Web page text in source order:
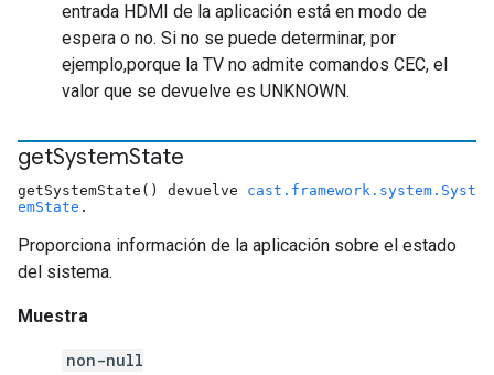
entrada HDMI de la aplicación está en modo de
espera o no. Si no se puede determinar, por
ejemplo,porque la TV no admite comandos CEC, el
valor que se devuelve es UNKNOWN.
getSystemState
getSystemState() devuelve cast.framework.system.Syst
emState .
Proporciona información de la aplicación sobre el estado
del sistema.
Muestra
non-null